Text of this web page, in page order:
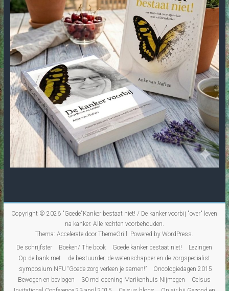
Copyright © 2026 "Goede"Kanker bestaat niet! / De kanker voorbij "over" leven
na kanker. Alle rechten voorbehouden.
Thema:Accelerate door ThemeGrill. Powered byWordPress
De schrijfster
Boeken/ The book Goede kanker bestaat niet!
Lezingen
Op de bank met … de bestuurder, de wetenschapper en de zorgspecialist
symposium NFU “Goede zorg verleen je samen!”
Oncologiedagen 2015
Bewogen en bevlogen
30 mei opening Marikenhuis Nijmegen
Celsus